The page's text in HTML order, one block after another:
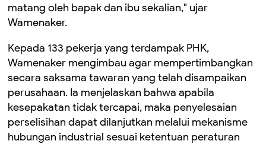
matang oleh bapak dan ibu sekalian," ujar
Wamenaker.
Kepada 133 pekerja yang terdampak PHK,
Wamenaker mengimbau agar mempertimbangkan
secara saksama tawaran yang telah disampaikan
perusahaan. Ia menjelaskan bahwa apabila
kesepakatan tidak tercapai, maka penyelesaian
perselisihan dapat dilanjutkan melalui mekanisme
hubungan industrial sesuai ketentuan peraturan